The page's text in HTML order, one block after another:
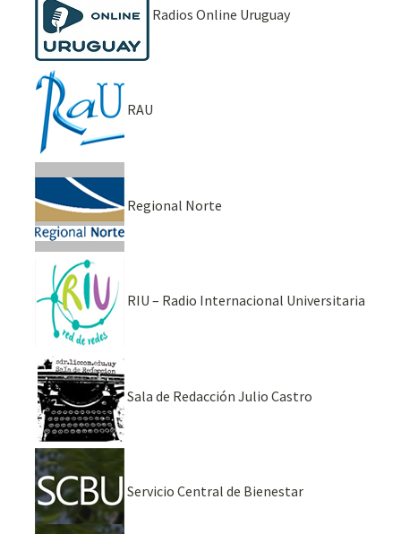
Radios Online Uruguay
RAU
Regional Norte
RIU – Radio Internacional Universitaria
Sala de Redacción Julio Castro
Servicio Central de Bienestar